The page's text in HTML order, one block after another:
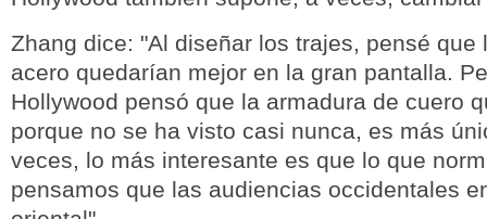
Zhang dice: "Al diseñar los trajes, pensé que
acero quedarían mejor en la gran pantalla.
Hollywood pensó que la armadura de cuero
porque no se ha visto casi nunca, es más
veces, lo más interesante es que lo que
pensamos que las audiencias occidentales